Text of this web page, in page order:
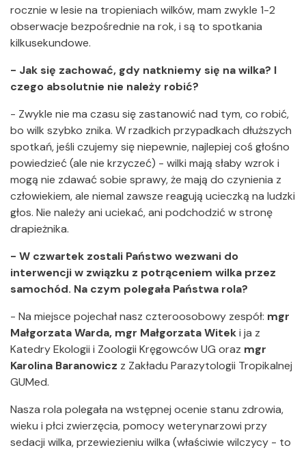
rocznie w lesie na tropieniach wilków, mam zwykle 1-2
obserwacje bezpośrednie na rok, i są to spotkania
kilkusekundowe.
- Jak się zachować, gdy natkniemy się na wilka? I
czego absolutnie nie należy robić?
- Zwykle nie ma czasu się zastanowić nad tym, co robić,
bo wilk szybko znika. W rzadkich przypadkach dłuższych
spotkań, jeśli czujemy się niepewnie, najlepiej coś głośno
powiedzieć (ale nie krzyczeć) - wilki mają słaby wzrok i
mogą nie zdawać sobie sprawy, że mają do czynienia z
człowiekiem, ale niemal zawsze reagują ucieczką na ludzki
głos. Nie należy ani uciekać, ani podchodzić w stronę
drapieżnika.
- W czwartek zostali Państwo wezwani do
interwencji w związku z potrąceniem wilka przez
samochód. Na czym polegała Państwa rola?
- Na miejsce pojechał nasz czteroosobowy zespół: mgr
Małgorzata Warda, mgr Małgorzata Witeki ja z
Katedry Ekologii i Zoologii Kręgowców UG oraz mgr
Karolina Baranowicz z Zakładu Parazytologii Tropikalnej
GUMed.
Nasza rola polegała na wstępnej ocenie stanu zdrowia,
wieku i płci zwierzęcia, pomocy weterynarzowi przy
sedacji wilka, przewiezieniu wilka (właściwie wilczycy - to